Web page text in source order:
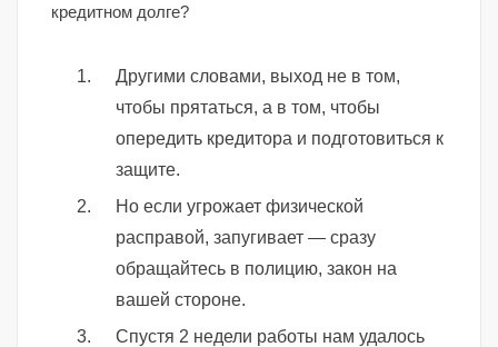
Другими словами, выход не в том,
чтобы прятаться, а в том, чтобы
опередить кредитора и подготовиться к
защите.
Но если угрожает физической
расправой, запугивает — сразу
обращайтесь в полицию, закон на
вашей стороне.
Спустя 2 недели работы нам удалось